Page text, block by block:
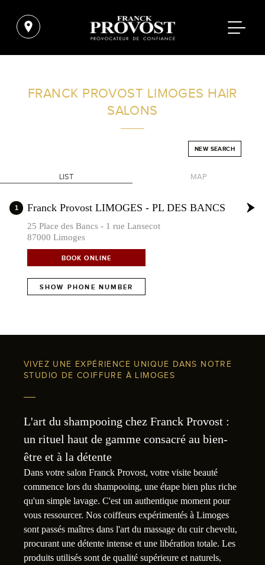
FRANCK PROVOST LIMOGES HAIR
SALONS
NEW SEARCH
LIST MAP
+
1 Franck Provost LIMOGES - PL DES BANCS
25 Place des Bancs - 1 rue Lansecot
87000 Limoges
BOOK ONLINE
SHOW PHONE NUMBER
VIVEZ UNE EXPÉRIENCE UNIQUE DANS NOTRE
STUDIO DE COIFFURE À LIMOGES
L'art du shampooing chez Franck Provost :
un rituel haut de gamme consacré au bien-
être et à la détente
Dans votre salon Franck Provost, votre visite beauté
commence lors du shampooing, une étape bien plus riche
qu'un simple lavage. C'est un authentique moment pour
vous ressourcer. Nos coiffeurs expérimentés à Limoges
sont passés maîtres dans l'art du massage du cuir chevelu,
procurant une détente intense et une libération totale. Les
produits utilisés sont de qualité supérieure et naturels,